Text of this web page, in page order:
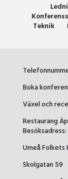
Teknik
Boka
Växel och
Restaurang
Besöksadress:
Umeå Folkets
Skolgatan 59